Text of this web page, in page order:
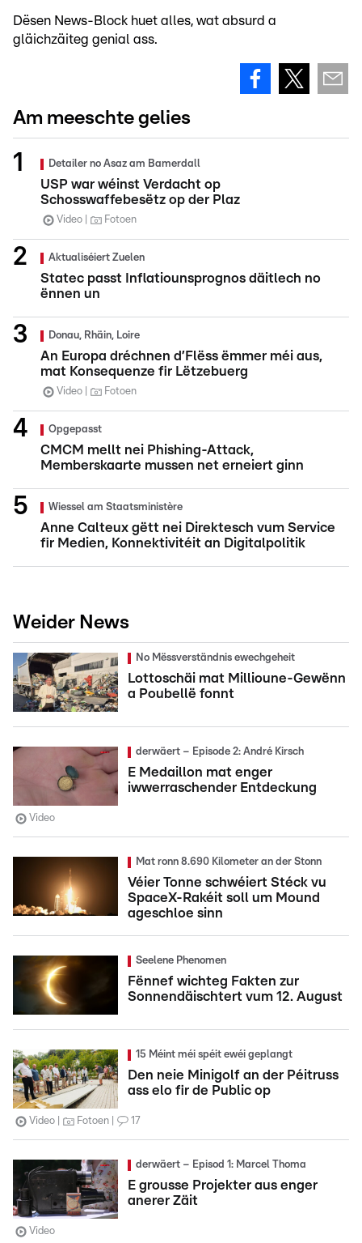
Dësen News-Block huet alles, wat absurd a
gläichzäiteg genial ass.
Am meeschte gelies
Detailer no Asaz am Bamerdall
USP war wéinst Verdacht op
Schosswaffebesëtz op der Plaz
Video Fotoen
Aktualiséiert Zuelen
Statec passt Inflatiounsprognos däitlech no
ënnen un
Donau, Rhäin, Loire
An Europa dréchnen d’Flëss ëmmer méi aus,
mat Konsequenze fir Lëtzebuerg
Video Fotoen
Opgepasst
CMCM mellt nei Phishing-Attack,
Memberskaarte mussen net erneiert ginn
Wiessel am Staatsministère
Anne Calteux gëtt nei Direktesch vum Service
fir Medien, Konnektivitéit an Digitalpolitik
Weider News
No Mëssverständnis ewechgeheit
Lottoschäi mat Millioune-Gewënn
a Poubellë fonnt
derwäert – Episode 2: André Kirsch
E Medaillon mat enger
iwwerraschender Entdeckung
Video
Mat ronn 8.690 Kilometer an der Stonn
Véier Tonne schwéiert Stéck vu
SpaceX-Rakéit soll um Mound
ageschloe sinn
Seelene Phenomen
Fënnef wichteg Fakten zur
Sonnendäischtert vum 12. August
15 Méint méi spéit ewéi geplangt
Den neie Minigolf an der Péitruss
ass elo fir de Public op
Video Fotoen 17
derwäert – Episod 1: Marcel Thoma
E grousse Projekter aus enger
anerer Zäit
Video